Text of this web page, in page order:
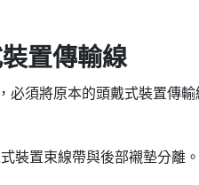
置傳輸線
必須將原本的頭戴式裝置傳輸
裝置束線帶與後部襯墊分離。